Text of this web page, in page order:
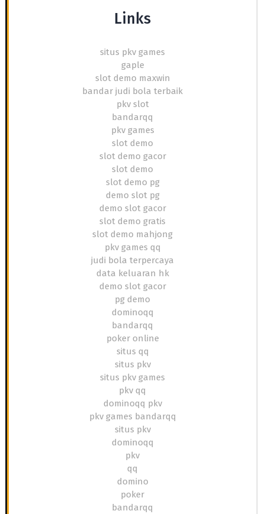
Links
situs pkv games
gaple
slot demo maxwin
bandar judi bola terbaik
pkv slot
bandarqq
pkv games
slot demo
slot demo gacor
slot demo
slot demo pg
demo slot pg
demo slot gacor
slot demo gratis
slot demo mahjong
pkv games qq
judi bola terpercaya
data keluaran hk
demo slot gacor
pg demo
dominoqq
bandarqq
poker online
situs qq
situs pkv
situs pkv games
pkv qq
dominoqq pkv
pkv games bandarqq
situs pkv
dominoqq
pkv
qq
domino
poker
bandarqq